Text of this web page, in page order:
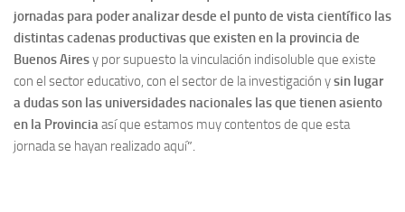
jornadas para poder analizar desde el punto de vista científico las
distintas cadenas productivas que existen en la provincia de
Buenos Airesy por supuesto la vinculación indisoluble que existe
con el sector educativo, con el sector de la investigación ysin lugar
a dudas son las universidades nacionales las que tienen asiento
en la Provinciaasí que estamos muy contentos de que esta
jornada se hayan realizado aquí”.